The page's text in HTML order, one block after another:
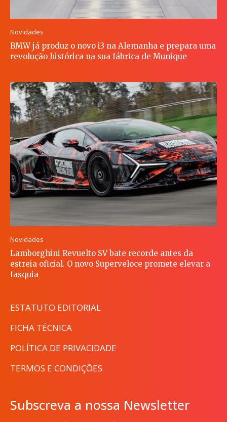
Novidades
BMW já produz o novo i3 na Alemanha e prepara uma
revolução histórica na sua fábrica de Munique
Novidades
Lamborghini Revuelto SV bate recorde antes da
estreia oficial. O novo Superveloce promete elevar a
fasquia
ESTATUTO EDITORIAL
FICHA TÉCNICA
POLÍTICA DE PRIVACIDADE
TERMOS E CONDIÇÕES
Subscreva a nossa Newsletter